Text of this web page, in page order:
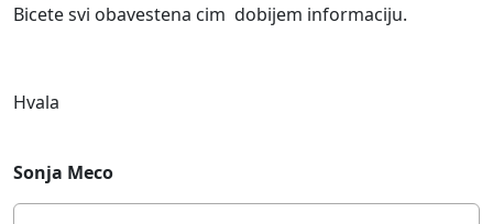
Bicete svi obavestena cim dobijem informaciju.
Hvala
Sonja Meco